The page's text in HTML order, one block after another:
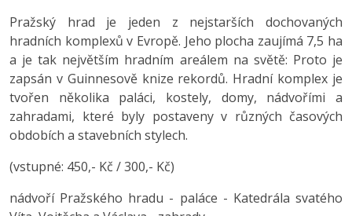
Pražský hrad je jeden z nejstarších dochovaných
hradních komplexů v Evropě. Jeho plocha zaujímá 7,5 ha
a je tak největším hradním areálem na světě: Proto je
zapsán v Guinnesově knize rekordů. Hradní komplex je
tvořen několika paláci, kostely, domy, nádvořími a
zahradami, které byly postaveny v různých časových
obdobích a stavebních stylech.
(vstupné: 450,- Kč / 300,- Kč)
nádvoří Pražského hradu - paláce - Katedrála svatého